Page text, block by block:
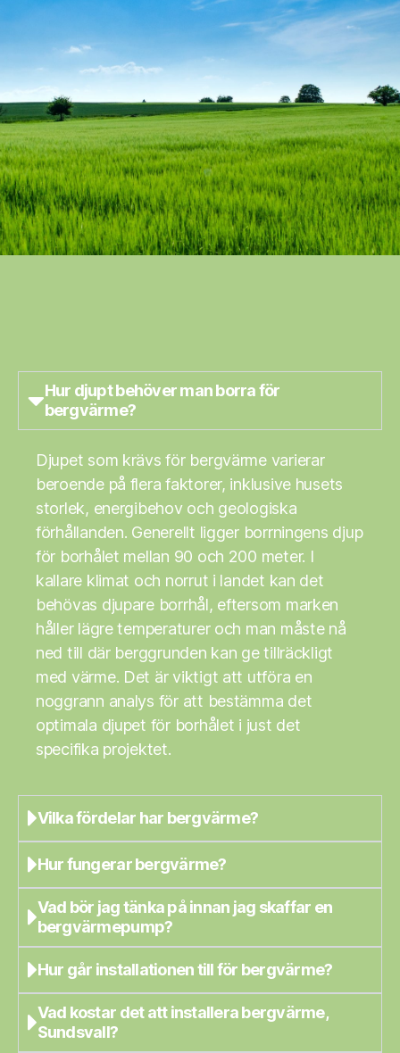
Hur djupt behöver man borra för
bergvärme?
Djupet som krävs för bergvärme varierar
beroende på flera faktorer, inklusive husets
storlek, energibehov och geologiska
förhållanden. Generellt ligger borrningens djup
för borhålet mellan 90 och 200 meter. I
kallare klimat och norrut i landet kan det
behövas djupare borrhål, eftersom marken
håller lägre temperaturer och man måste nå
ned till där berggrunden kan ge tillräckligt
med värme. Det är viktigt att utföra en
noggrann analys för att bestämma det
optimala djupet för borhålet i just det
specifika projektet.
Vilka fördelar har bergvärme?
Hur fungerar bergvärme?
Vad bör jag tänka på innan jag skaffar en
bergvärmepump?
Hur går installationen till för bergvärme?
Vad kostar det att installera bergvärme,
Sundsvall?